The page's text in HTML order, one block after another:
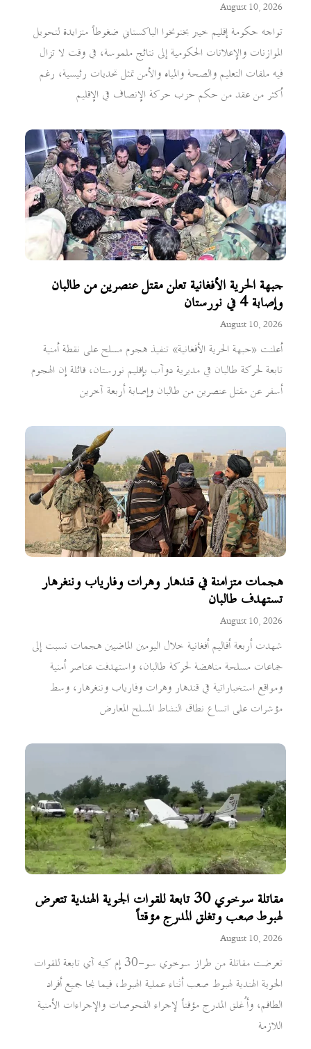
August 10, 2026
تواجه حكومة إقليم خيبر بختونخوا الباكستاني ضغوطاً متزايدة لتحويل
الموازنات والإعلانات الحكومية إلى نتائج ملموسة، في وقت لا تزال
فيه ملفات التعليم والصحة والمياه والأمن تمثل تحديات رئيسية، رغم
أكثر من عقد من حكم حزب حركة الإنصاف في الإقليم
جبهة الحرية الأفغانية تعلن مقتل عنصرين من طالبان
وإصابة 4 في نورستان
August 10, 2026
أعلنت «جبهة الحرية الأفغانية» تنفيذ هجوم مسلح على نقطة أمنية
تابعة لحركة طالبان في مديرية دوآب بإقليم نورستان، قائلة إن الهجوم
أسفر عن مقتل عنصرين من طالبان وإصابة أربعة آخرين
هجمات متزامنة في قندهار وهرات وفارياب وننغرهار
تستهدف طالبان
August 10, 2026
شهدت أربعة أقاليم أفغانية خلال اليومين الماضيين هجمات نسبت إلى
جماعات مسلحة مناهضة لحركة طالبان، واستهدفت عناصر أمنية
ومواقع استخباراتية في قندهار وهرات وفارياب وننغرهار، وسط
مؤشرات على اتساع نطاق النشاط المسلح المعارض
مقاتلة سوخوي 30 تابعة للقوات الجوية الهندية تتعرض
لهبوط صعب وتغلق المدرج مؤقتاً
August 10, 2026
تعرضت مقاتلة من طراز سوخوي سو-30 إم كيه آي تابعة للقوات
الجوية الهندية لهبوط صعب أثناء عملية الهبوط، فيما نجا جميع أفراد
الطاقم، وأُغلق المدرج مؤقتاً لإجراء الفحوصات والإجراءات الأمنية
اللازمة